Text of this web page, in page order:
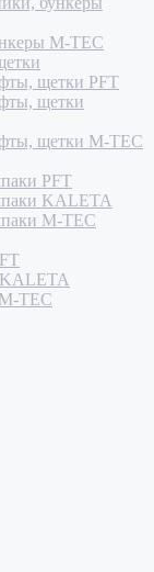
M-TEC
щетки PFT
щетки
щетки M-TEC
PFT
KALETA
M-TEC
TEC